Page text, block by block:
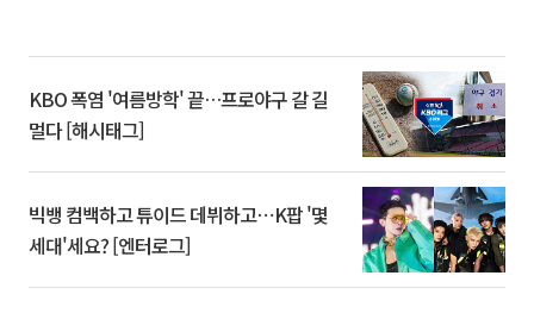
KBO 폭염 '여름방학' 끝…프로야구 갈 길
멀다 [해시태그]
빅뱅 컴백하고 튜이드 데뷔하고⋯K팝 '몇
세대'세요? [엔터로그]